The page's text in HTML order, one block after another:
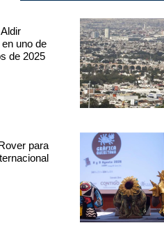
uno de
de 2025
para